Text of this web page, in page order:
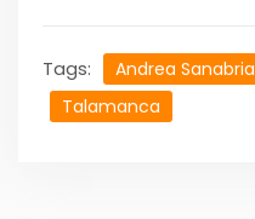
Tags: Andrea Sanabria
Talamanca